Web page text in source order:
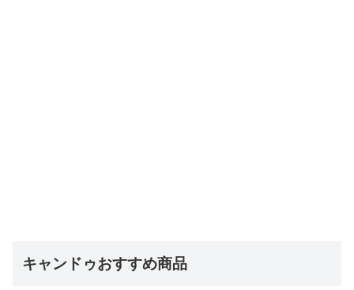
キャンドゥおすすめ商品